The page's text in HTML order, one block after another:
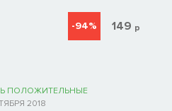
ПОЛОЖИТЕЛЬНЫЕ
2018
-94% 149 р